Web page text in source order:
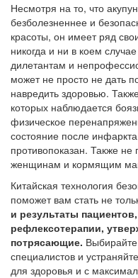
Несмотря на то, что
безболезненнее и
красоты, он имеет ряд
никогда и ни в коем
дилетантам и
может не просто не дать
навредить здоровью.
которых наблюдается
физическое
состояние после
противопоказан. Также
женщинам и кормящим
Китайская технология
поможет вам стать не
и результаты
рефлексотерапии,
потрясающие.
специалистов и
для здоровья и с